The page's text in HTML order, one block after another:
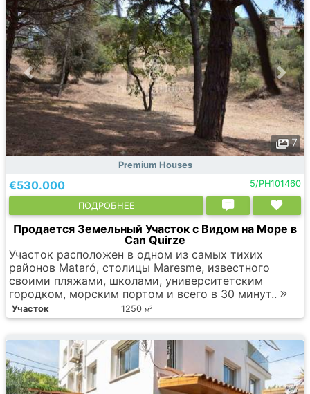
7
Premium Houses
€530.000 5/PH101460
ПОДРОБНЕЕ
Продается Земельный Участок с Видом на Море в
Can Quirze
Участок расположен в одном из самых тихих
районов Mataró, столицы Maresme, известного
своими пляжами, школами, университетским
городком, морским портом и всего в 30 минут..
Участок 1250 м2